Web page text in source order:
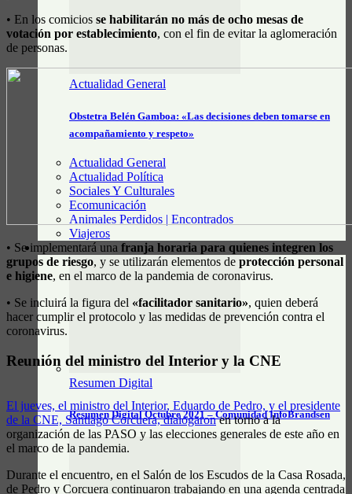
Actualidad General
Obstetra Belén Gamboa: «Las decisiones deben tomarse en
acompañamiento y respeto»
Actualidad General
Actualidad Política
Sociales Y Culturales
Ecomunicación
Animales Perdidos | Encontrados
Viajeros
RESUMEN DIGITAL
Resumen Digital
Resumen Digital Octubre 2021 – Comunidad InfoBrandsen
• En los comicios se habilitarán no más de ocho mesas de
votación por establecimiento, con el fin de evitar la aglomeración
de personas.
• Se implementará una franja horaria para quienes integren los
grupos de riesgo, y se utilizarán elementos de protección personal
e higiene, en el marco de la pandemia de coronavirus.
• Se incluirá la figura del «facilitador sanitario», quien deberá
hacer cumplir el protocolo y las medidas de prevención contra el
coronavirus.
Reunión del ministro del Interior y la CNE
El jueves, el ministro del Interior, Eduardo de Pedro, y el presidente
de la CNE, Santiago Corcuera, dialogaronen torno a la
organización de las PASO y las elecciones generales de este año en
el marco de la pandemia.
Durante el encuentro, en el Salón de los Escudos de la Casa Rosada,
de Pedro y Corcuera continuaron trabajando en una agenda centrada